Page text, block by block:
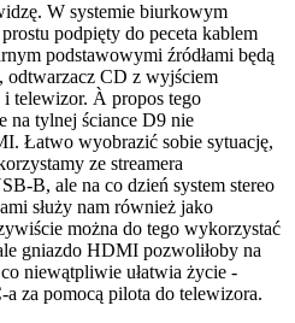
W systemie biurkowym
podpięty do peceta kablem
podstawowymi źródłami będą
odtwarzacz CD z wyjściem
telewizor. À propos tego
na tylnej ściance D9 nie
Łatwo wyobrazić sobie sytuację,
ze streamera
B, ale na co dzień system stereo
służy nam również jako
można do tego wykorzystać
gniazdo HDMI pozwoliłoby na
niewątpliwie ułatwia życie -
a za pomocą pilota do telewizora.